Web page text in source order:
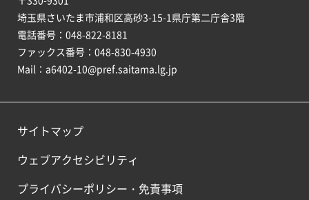
埼玉県さいたま市浦和区高砂3-15-1県庁第二庁舎3階
電話番号：048-822-8181
ファックス番号：048-830-4930
Mail：a6402-10@pref.saitama.lg.jp
サイトマップ
ウェブアクセシビリティ
プライバシーポリシー・免責事項